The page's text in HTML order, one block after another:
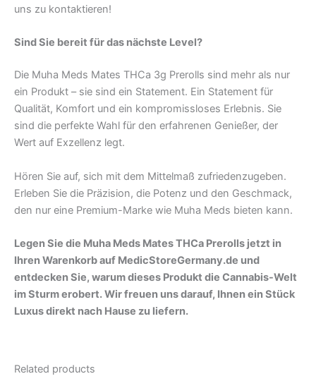
uns zu kontaktieren!
Sind Sie bereit für das nächste Level?
Die Muha Meds Mates THCa 3g Prerolls sind mehr als nur
ein Produkt – sie sind ein Statement. Ein Statement für
Qualität, Komfort und ein kompromissloses Erlebnis. Sie
sind die perfekte Wahl für den erfahrenen Genießer, der
Wert auf Exzellenz legt.
Hören Sie auf, sich mit dem Mittelmaß zufriedenzugeben.
Erleben Sie die Präzision, die Potenz und den Geschmack,
den nur eine Premium-Marke wie Muha Meds bieten kann.
Legen Sie die Muha Meds Mates THCa Prerolls jetzt in
Ihren Warenkorb auf MedicStoreGermany.de und
entdecken Sie, warum dieses Produkt die Cannabis-Welt
im Sturm erobert. Wir freuen uns darauf, Ihnen ein Stück
Luxus direkt nach Hause zu liefern.
Related products